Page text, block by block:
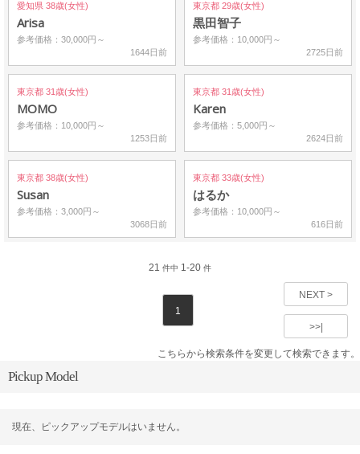
愛知県 38歳(女性)
Arisa
参考価格：30,000円～
1644日前
東京都 29歳(女性)
黒田智子
参考価格：10,000円～
2725日前
東京都 31歳(女性)
MOMO
参考価格：10,000円～
1253日前
東京都 31歳(女性)
Karen
参考価格：5,000円～
2624日前
東京都 38歳(女性)
Susan
参考価格：3,000円～
3068日前
東京都 33歳(女性)
はるか
参考価格：10,000円～
616日前
21 件中 1-20 件
1
NEXT >
>>|
こちらから検索条件を変更して検索できます。
Pickup Model
現在、ピックアップモデルはいません。